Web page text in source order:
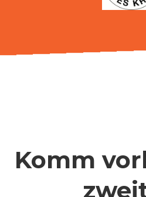
Komm